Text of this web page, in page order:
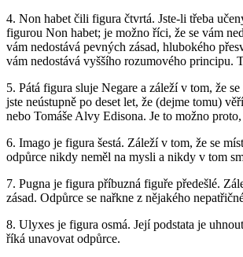
4. Non habet čili figura čtvrtá. Jste-li třeba
figurou Non habet; je možno říci, že se vám
vám nedostává pevných zásad, hlubokého
vám nedostává vyššího rozumového principu.
5. Pátá figura sluje Negare a záleží v tom, že
jste neústupně po deset let, že (dejme tomu)
nebo Tomáše Alvy Edisona. Je to možno
6. Imago je figura šestá. Záleží v tom, že se
odpůrce nikdy neměl na mysli a nikdy v tom
7. Pugna je figura příbuzná figuře předešlé.
zásad. Odpůrce se nařkne z nějakého
8. Ulyxes je figura osmá. Její podstata je
říká unavovat odpůrce.